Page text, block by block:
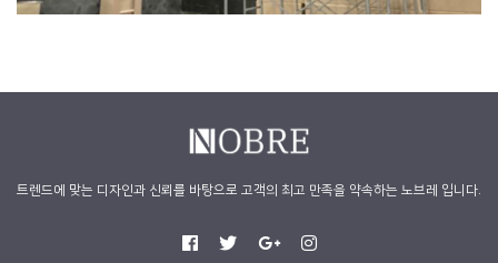
트렌드에 맞는 디자인과 신뢰를 바탕으로 고객의 최고 만족을 약속하는 노브레 입니다.